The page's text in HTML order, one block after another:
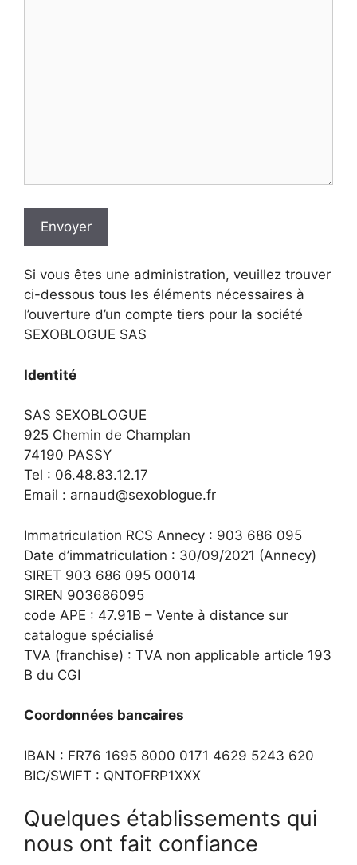
Envoyer
Si vous êtes une administration, veuillez trouver
ci-dessous tous les éléments nécessaires à
l’ouverture d’un compte tiers pour la société
SEXOBLOGUE SAS
Identité
SAS SEXOBLOGUE
925 Chemin de Champlan
74190 PASSY
Tel : 06.48.83.12.17
Email : arnaud@sexoblogue.fr
Immatriculation RCS Annecy : 903 686 095
Date d’immatriculation : 30/09/2021 (Annecy)
SIRET 903 686 095 00014
SIREN 903686095
code APE : 47.91B – Vente à distance sur
catalogue spécialisé
TVA (franchise) : TVA non applicable article 193
B du CGI
Coordonnées bancaires
IBAN : FR76 1695 8000 0171 4629 5243 620
BIC/SWIFT : QNTOFRP1XXX
Quelques établissements qui
nous ont fait confiance